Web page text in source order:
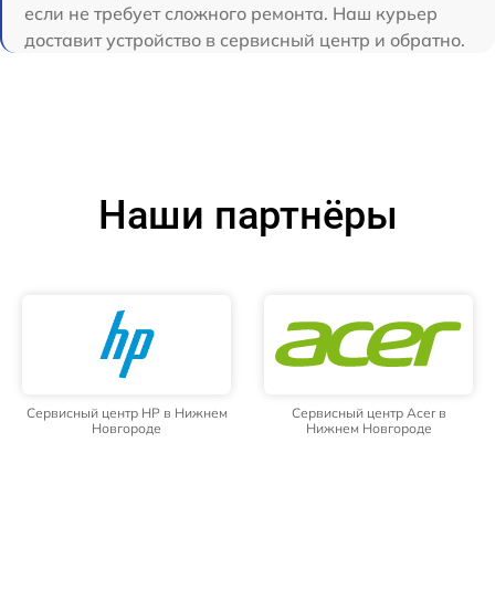
если не требует сложного ремонта. Наш курьер
доставит устройство в сервисный центр и обратно.
Наши партнёры
Сервисный центр HP в Нижнем
Новгороде
Сервисный центр Acer в
Нижнем Новгороде